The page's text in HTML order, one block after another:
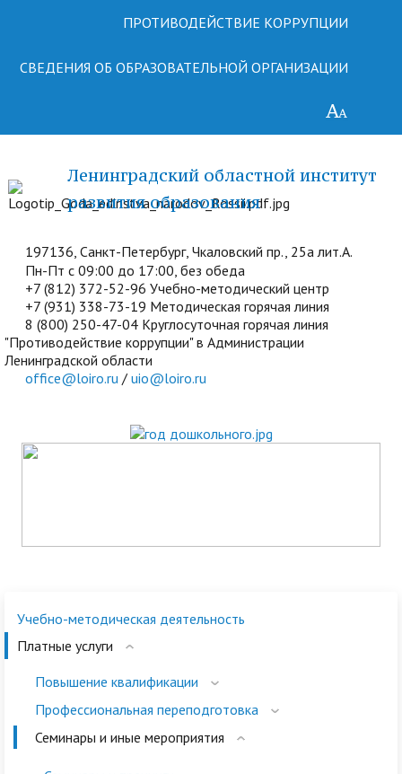
ПРОТИВОДЕЙСТВИЕ КОРРУПЦИИ
СВЕДЕНИЯ ОБ ОБРАЗОВАТЕЛЬНОЙ ОРГАНИЗАЦИИ
Ленинградский областной институт
развития образования
197136, Санкт-Петербург, Чкаловский пр., 25а лит.А.
Пн-Пт с 09:00 до 17:00, без обеда
+7 (812) 372-52-96 Учебно-методический центр
+7 (931) 338-73-19 Методическая горячая линия
8 (800) 250-47-04 Круглосуточная горячая линия
"Противодействие коррупции" в Администрации
Ленинградской области
office@loiro.ru / uio@loiro.ru
Учебно-методическая деятельность
Платные услуги
Повышение квалификации
Профессиональная переподготовка
Семинары и иные мероприятия